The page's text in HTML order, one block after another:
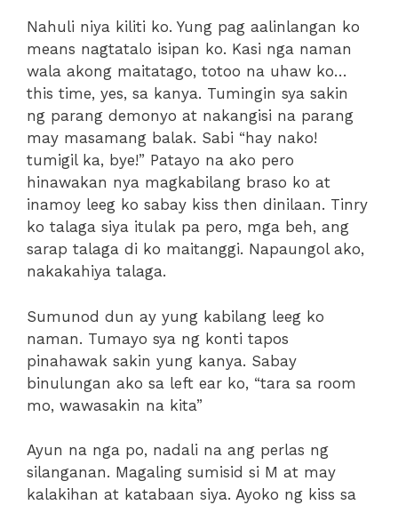
Nahuli niya kiliti ko. Yung pag aalinlangan ko
means nagtatalo isipan ko. Kasi nga naman
wala akong maitatago, totoo na uhaw ko…
this time, yes, sa kanya. Tumingin sya sakin
ng parang demonyo at nakangisi na parang
may masamang balak. Sabi “hay nako!
tumigil ka, bye!” Patayo na ako pero
hinawakan nya magkabilang braso ko at
inamoy leeg ko sabay kiss then dinilaan. Tinry
ko talaga siya itulak pa pero, mga beh, ang
sarap talaga di ko maitanggi. Napaungol ako,
nakakahiya talaga.
Sumunod dun ay yung kabilang leeg ko
naman. Tumayo sya ng konti tapos
pinahawak sakin yung kanya. Sabay
binulungan ako sa left ear ko, “tara sa room
mo, wawasakin na kita”
Ayun na nga po, nadali na ang perlas ng
silanganan. Magaling sumisid si M at may
kalakihan at katabaan siya. Ayoko ng kiss sa